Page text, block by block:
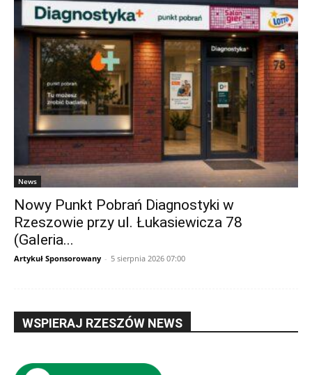
News
Nowy Punkt Pobrań Diagnostyki w
Rzeszowie przy ul. Łukasiewicza 78
(Galeria...
Artykuł Sponsorowany - 5 sierpnia 2026 07:00
WSPIERAJ RZESZÓW NEWS